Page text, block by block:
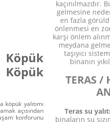
Köpük
yalıtımı
açısından
konforunu
kaçınılmazdır.
gelmesine
en fazla
önlenmesi en
karşı önlem
meydana
taşıyıcı
binanın
TERAS /
Teras su
binaların su